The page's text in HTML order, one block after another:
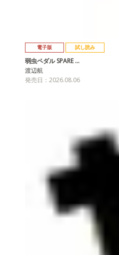
電子版 試し読み
弱虫ペダル SPARE …
渡辺航
発売日：2026.08.06